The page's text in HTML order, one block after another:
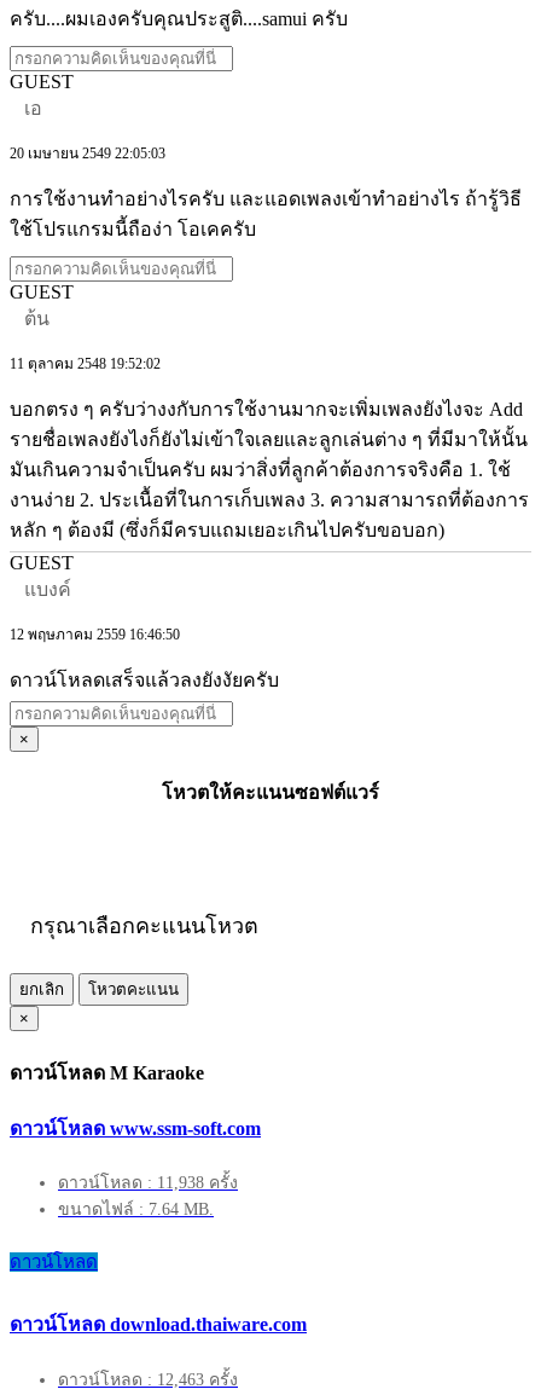
ครับ....ผมเองครับคุณประสูติ....samui ครับ
GUEST
เอ
20 เมษายน 2549 22:05:03
การใช้งานทำอย่างไรครับ และแอดเพลงเข้าทำอย่างไร ถ้ารู้วิธี
ใช้โปรแกรมนี้ถือง่า โอเคครับ
GUEST
ต้น
11 ตุลาคม 2548 19:52:02
บอกตรง ๆ ครับว่างงกับการใช้งานมากจะเพิ่มเพลงยังไงจะ Add
รายชื่อเพลงยังไงก็ยังไม่เข้าใจเลยและลูกเล่นต่าง ๆ ที่มีมาให้นั้น
มันเกินความจำเป็นครับ ผมว่าสิ่งที่ลูกค้าต้องการจริงคือ 1. ใช้
งานง่าย 2. ประเนื้อที่ในการเก็บเพลง 3. ความสามารถที่ต้องการ
หลัก ๆ ต้องมี (ซึ่งก็มีครบแถมเยอะเกินไปครับขอบอก)
GUEST
แบงค์
12 พฤษภาคม 2559 16:46:50
ดาวน์โหลดเสร็จแล้วลงยังงัยครับ
×
โหวตให้คะแนนซอฟต์แวร์
กรุณาเลือกคะแนนโหวต
ยกเลิก
โหวตคะแนน
×
ดาวน์โหลด M Karaoke
ดาวน์โหลด www.ssm-soft.com
ดาวน์โหลด : 11,938 ครั้ง
ขนาดไฟล์ : 7.64 MB.
ดาวน์โหลด
ดาวน์โหลด download.thaiware.com
ดาวน์โหลด : 12,463 ครั้ง